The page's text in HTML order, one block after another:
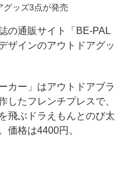
グッズ3点が発売
の通販サイト「BE-PAL
ザインのアウトドアグッ
カー」はアウトドアブラ
したフレンチプレスで、
飛ぶドラえもんとのび太
価格は4400円。